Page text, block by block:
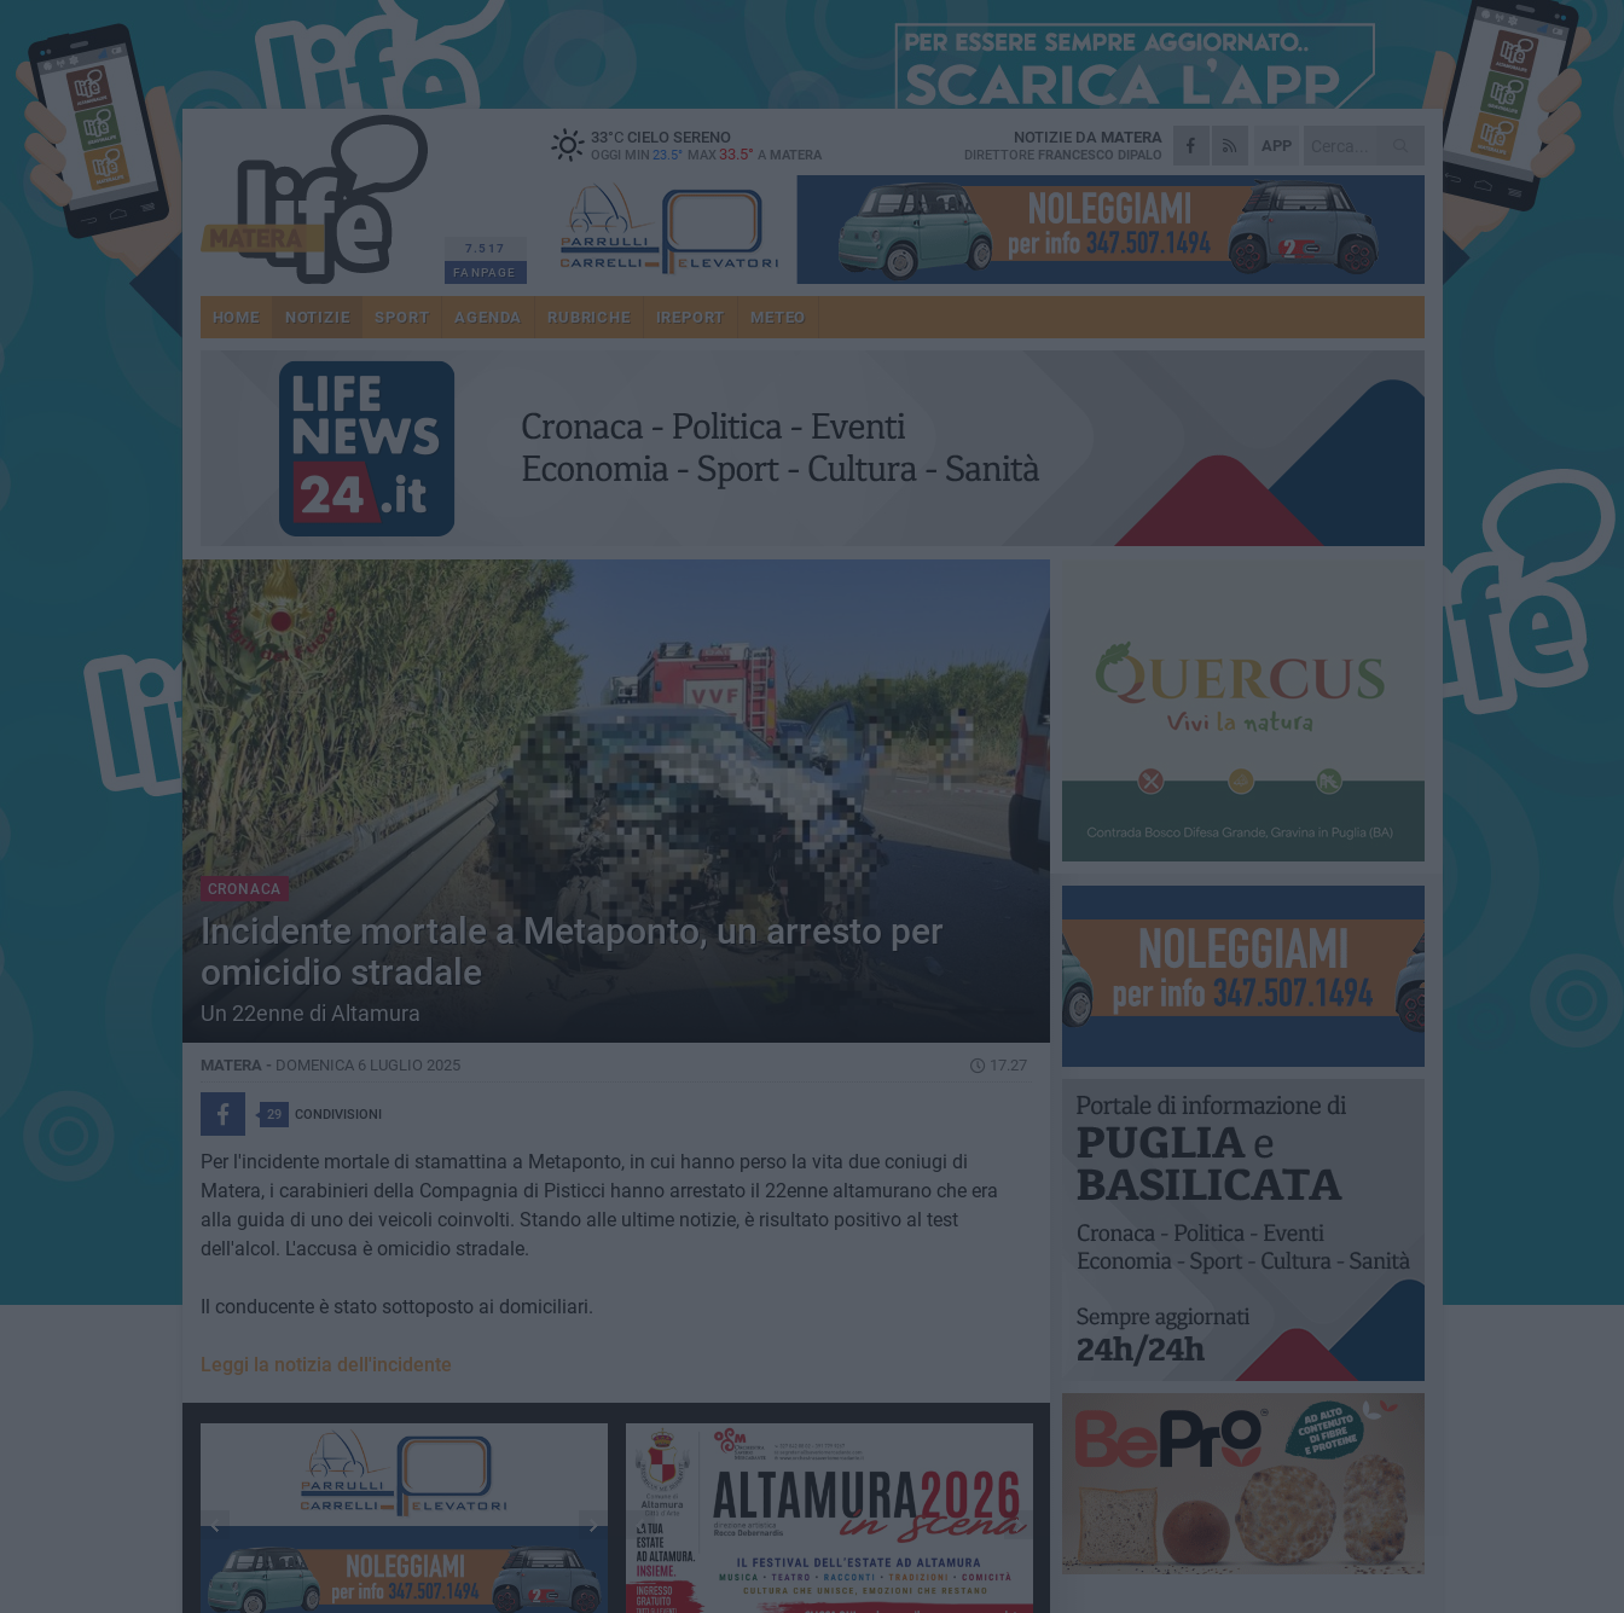
7.517
FANPAGE
33°CCIELO SERENO
OGGI MIN 23.5° MAX 33.5° A MATERA
APP
NOTIZIE DA MATERA
DIRETTORE FRANCESCO DIPALO
HOME NOTIZIE SPORT AGENDA RUBRICHE IREPORT METEO
CRONACA
Incidente mortale a Metaponto, un arresto per
omicidio stradale
Un 22enne di Altamura
MATERA - DOMENICA 6 LUGLIO 2025 17.27
29 CONDIVISIONI
Per l'incidente mortale di stamattina a Metaponto, in cui hanno perso la vita due coniugi di
Matera, i carabinieri della Compagnia di Pisticci hanno arrestato il 22enne altamurano che era
alla guida di uno dei veicoli coinvolti. Stando alle ultime notizie, è risultato positivo al test
dell'alcol. L'accusa è omicidio stradale.
Il conducente è stato sottoposto ai domiciliari.
Leggi la notizia dell'incidente